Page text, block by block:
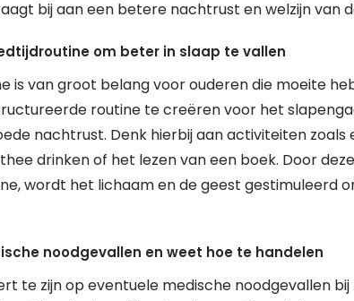
bij aan een betere nachtrust en welzijn van
om beter in slaap te vallen
is van groot belang voor ouderen die moeite
routine te creëren voor het
nachtrust. Denk hierbij aan activiteiten zoals
drinken of het lezen van een boek. Door
wordt het lichaam en de geest gestimuleerd
noodgevallen en weet hoe te handelen
te zijn op eventuele medische noodgevallen